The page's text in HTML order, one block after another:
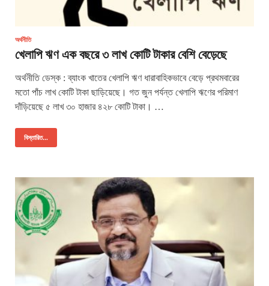
অর্থনীতি
খেলাপি ঋণ এক বছরে ৩ লাখ কোটি টাকার বেশি বেড়েছে
অর্থনীতি ডেস্ক : ব্যাংক খাতের খেলাপি ঋণ ধারাবাহিকভাবে বেড়ে প্রথমবারের
মতো পাঁচ লাখ কোটি টাকা ছাড়িয়েছে। গত জুন পর্যন্ত খেলাপি ঋণের পরিমাণ
দাঁড়িয়েছে ৫ লাখ ৩০ হাজার ৪২৮ কোটি টাকা। …
বিস্তারিত...